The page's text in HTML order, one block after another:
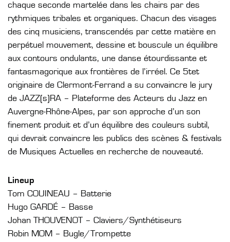
chaque seconde martelée dans les chairs par des
rythmiques tribales et organiques. Chacun des visages
des cinq musiciens, transcendés par cette matière en
perpétuel mouvement, dessine et bouscule un équilibre
aux contours ondulants, une danse étourdissante et
fantasmagorique aux frontières de l’irréel. Ce 5tet
originaire de Clermont-Ferrand a su convaincre le jury
de JAZZ(s)RA – Plateforme des Acteurs du Jazz en
Auvergne-Rhône-Alpes, par son approche d’un son
finement produit et d’un équilibre des couleurs subtil,
qui devrait convaincre les publics des scènes & festivals
de Musiques Actuelles en recherche de nouveauté.
Lineup
Tom COUINEAU – Batterie
Hugo GARDÉ – Basse
Johan THOUVENOT – Claviers/Synthétiseurs
Robin MOM – Bugle/Trompette